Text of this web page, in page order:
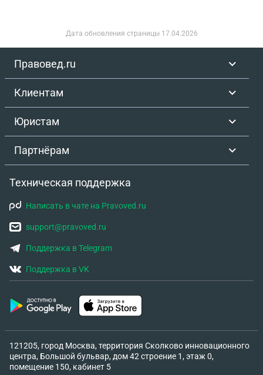
Дата обновления страницы 17.04.2026
Правовед.ru
Клиентам
Юристам
Партнёрам
Техническая поддержка
Написать в чате на Pravoved.ru
support@pravoved.ru
Поддержка в Telegram
Поддержка в VK
121205, город Москва, территория Сколково инновационного
центра, Большой бульвар, дом 42 строение 1, этаж 0,
помещение 150, кабинет 5